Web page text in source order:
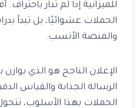
للميزانية إذا لم تُدار
الحملات عشوائيًا، بل تبدأ
والمنصة الأنسب.
الإعلان الناجح هو الذي يوازن
الرسالة الجذابة والقياس
الحملات بهذا الأسلوب،